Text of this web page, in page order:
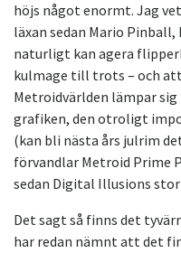
höjs något enormt. Jag
läxan sedan Mario
naturligt kan agera
kulmage till trots – och
Metroidvärlden lämpar
grafiken, den otroligt
(kan bli nästa års julrim
förvandlar Metroid
sedan Digital Illusions
Det sagt så finns det
har redan nämnt att det